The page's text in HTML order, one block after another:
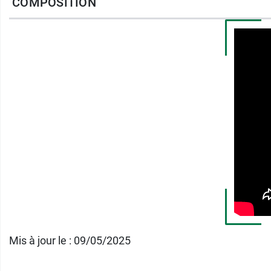
Son léger parfum à la framboise du bassin
Mis à jour le : 09/05/2025